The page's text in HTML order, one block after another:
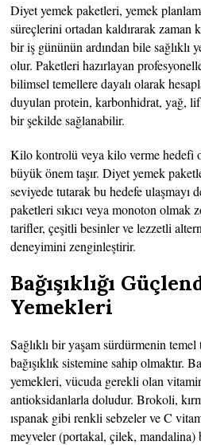
Diyet yemek paketleri, yemek
süreçlerini ortadan kaldırarak zaman
bir iş gününün ardından bile sağlıklı
olur. Paketleri hazırlayan
bilimsel temellere dayalı olarak
duyulan protein, karbonhidrat, yağ,
bir şekilde sağlanabilir.
Kilo kontrolü veya kilo verme hedefi
büyük önem taşır. Diyet yemek
seviyede tutarak bu hedefe ulaşmayı
paketleri sıkıcı veya monoton olmak
tarifler, çeşitli besinler ve lezzetli
deneyimini zenginleştirir.
Bağışıklığı
Yemekleri
Sağlıklı bir yaşam sürdürmenin
bağışıklık sistemine sahip olmaktır.
yemekleri, vücuda gerekli olan
antioksidanlarla doludur. Brokoli,
ıspanak gibi renkli sebzeler ve C
meyveler (portakal, çilek, mandalina)